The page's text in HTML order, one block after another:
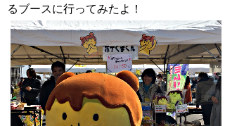
るブースに行ってみたよ！